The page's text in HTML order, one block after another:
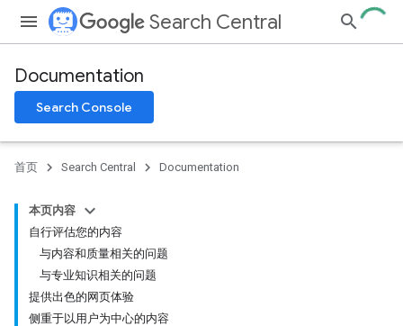
Search Central
Documentation
Search Console
首页 Search Central Documentation
本页内容
自行评估您的内容
与内容和质量相关的问题
与专业知识相关的问题
提供出色的网页体验
侧重于以用户为中心的内容